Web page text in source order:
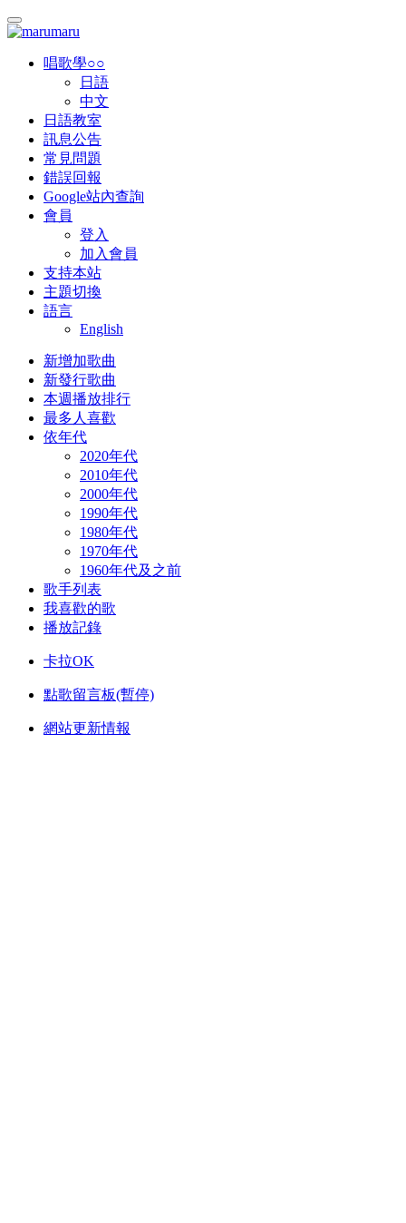
唱歌學○○
日語
中文
日語教室
訊息公告
常見問題
錯誤回報
Google站內查詢
會員
登入
加入會員
支持本站
主題切換
語言
English
新增加歌曲
新發行歌曲
本週播放排行
最多人喜歡
依年代
2020年代
2010年代
2000年代
1990年代
1980年代
1970年代
1960年代及之前
歌手列表
我喜歡的歌
播放記錄
卡拉OK
點歌留言板(暫停)
網站更新情報